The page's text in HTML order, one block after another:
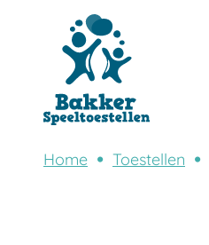
Home Toestellen